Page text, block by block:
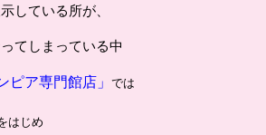
している所が、
てしまっている中
ピア専門館店」 では
はじめ